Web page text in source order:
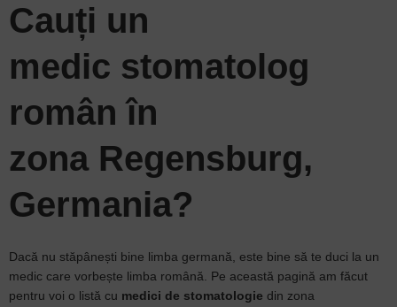
Cauți un
medic stomatolog
român în
zona Regensburg,
Germania?
Dacă nu stăpânești bine limba germană, este bine să te duci la un
medic care vorbește limba română. Pe această pagină am făcut
pentru voi o listă cu medici de stomatologie din zona